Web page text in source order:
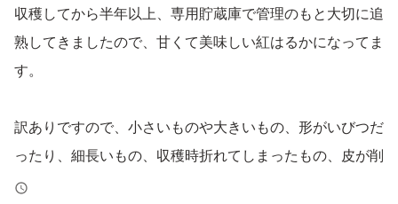
収穫してから半年以上、専用貯蔵庫で管理のもと大切に追
熟してきましたので、甘くて美味しい紅はるかになってま
す。
訳ありですので、小さいものや大きいもの、形がいびつだ
ったり、細長いもの、収穫時折れてしまったもの、皮が削
れてしまったもの、虫食いなど、スーパーなどの店頭では